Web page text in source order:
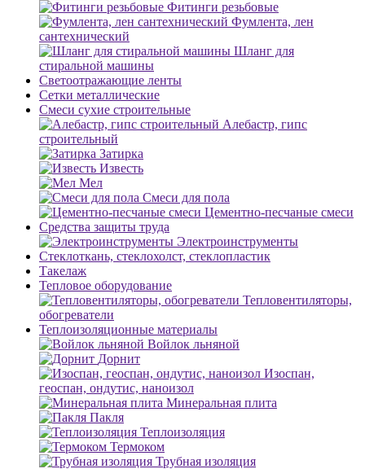
Фитинги резьбовые
Фумлента, лен
сантехнический
Шланг для
стиральной машины
Светоотражающие ленты
Сетки металлические
Смеси сухие строительные
Алебастр, гипс
строительный
Затирка
Известь
Мел
Смеси для пола
Цементно-песчаные смеси
Средства защиты труда
Электроинструменты
Стеклоткань, стеклохолст, стеклопластик
Такелаж
Тепловое оборудование
Тепловентиляторы,
обогреватели
Теплоизоляционные материалы
Войлок льняной
Дорнит
Изоспан,
геоспан, ондутис, наноизол
Минеральная плита
Пакля
Теплоизоляция
Термоком
Трубная изоляция